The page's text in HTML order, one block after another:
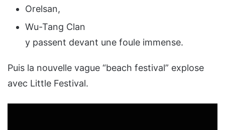
Orelsan,
Wu-Tang Clan
y passent devant une foule immense.
Puis la nouvelle vague “beach festival” explose
avec Little Festival.